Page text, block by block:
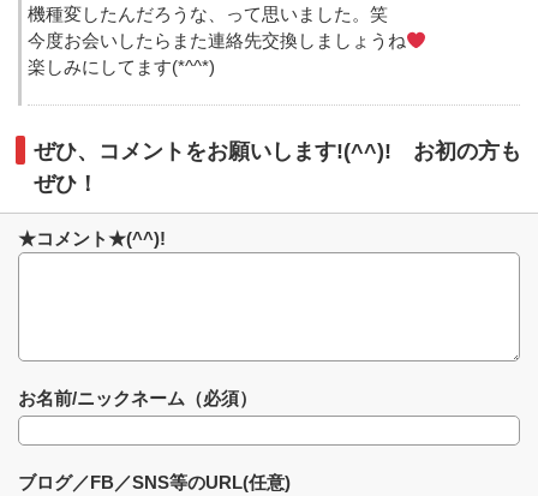
機種変したんだろうな、って思いました。笑
今度お会いしたらまた連絡先交換しましょうね
楽しみにしてます(*^^*)
ぜひ、コメントをお願いします!(^^)! お初の方も
ぜひ！
★コメント★(^^)!
お名前/ニックネーム（必須）
ブログ／FB／SNS等のURL(任意)